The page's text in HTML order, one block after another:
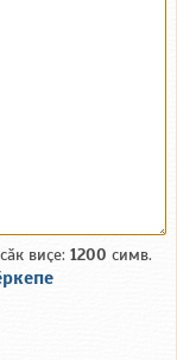
виҫе: 1200 симв.